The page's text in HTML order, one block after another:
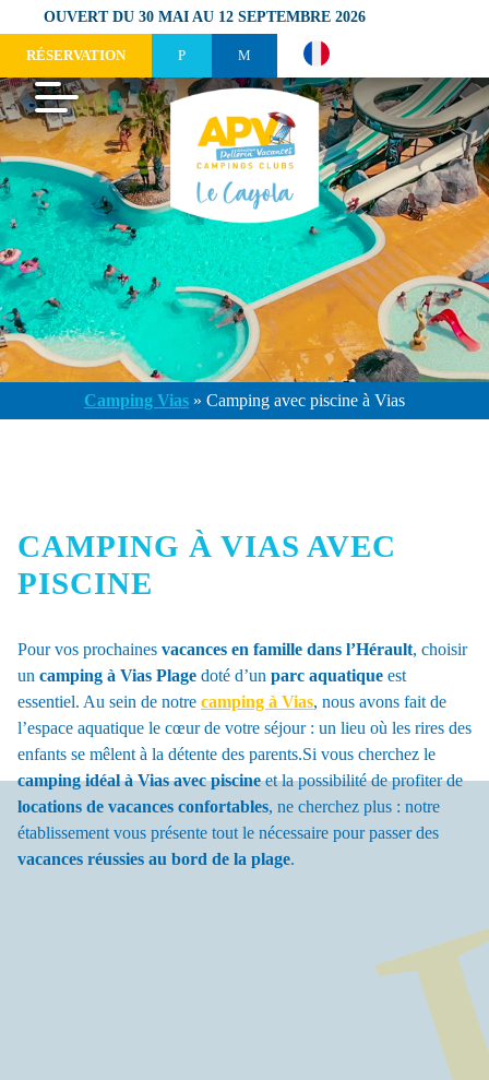
OUVERT DU 30 MAI AU 12 SEPTEMBRE 2026
RÉSERVATION
Camping Vias » Camping avec piscine à Vias
CAMPING À VIAS AVEC
PISCINE
Pour vos prochaines vacances en famille dans l’Hérault, choisir
un camping à Vias Plage doté d’un parc aquatique est
essentiel. Au sein de notre camping à Vias, nous avons fait de
l’espace aquatique le cœur de votre séjour : un lieu où les rires des
enfants se mêlent à la détente des parents.Si vous cherchez le
camping idéal à Vias avec piscineet la possibilité de profiter de
locations de vacances confortables, ne cherchez plus : notre
établissement vous présente tout le nécessaire pour passer des
vacances réussies au bord de la plage.